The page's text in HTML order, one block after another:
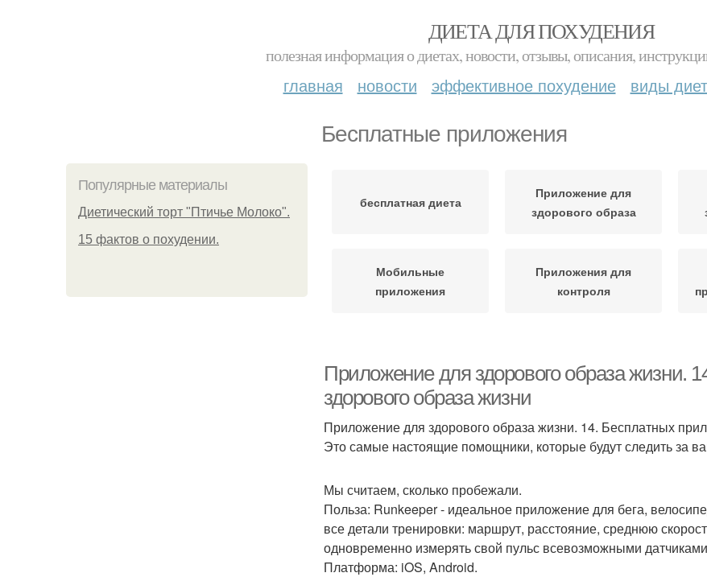
ДИЕТА ДЛЯ ПОХУДЕНИЯ
полезная информация о диетах, новости, отзывы, описания,
главная новости эффективное похудение виды диет
Бесплатные приложения
Популярные материалы
Диетический торт "Птичье Молоко".
15 фактов о похудении.
бесплатная диета
Приложение для
здорового образа
Мобильные
приложения
Приложения для
контроля
Приложение для здорового образа жизни.
здорового образа жизни
Приложение для здорового образа жизни. 14. Бесплатных
Это самые настоящие помощники, которые будут следить за
Мы считаем, сколько пробежали.
Польза: Runkeeper - идеальное приложение для бега,
все детали тренировки: маршрут, расстояние, среднюю
одновременно измерять свой пульс всевозможными
Платформа: iOS, Android.